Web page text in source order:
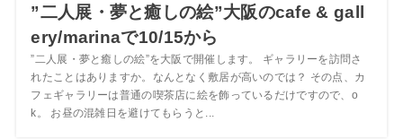
”二人展・夢と癒しの絵”大阪のcafe & gall
ery/marinaで10/15から
”二人展・夢と癒しの絵”を大阪で開催します。 ギャラリーを訪問さ
れたことはありますか。なんとなく敷居が高いのでは？ その点、カ
フェギャラリーは普通の喫茶店に絵を飾っているだけですので、o
k。 お昼の混雑日を避けてもらうと...